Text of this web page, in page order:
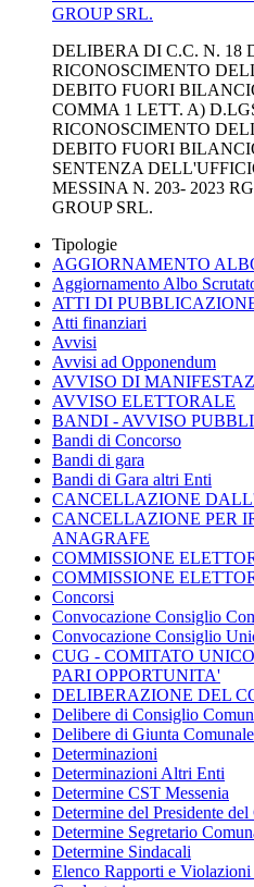
GROUP SRL.
DELIBERA DI C.C. N. 18
RICONOSCIMENTO
DEBITO FUORI
COMMA 1 LETT. A)
RICONOSCIMENTO
DEBITO FUORI
SENTENZA
MESSINA N. 203- 2023
GROUP SRL.
Tipologie
AGGIORNAMENTO
Aggiornamento Albo
ATTI DI
Atti finanziari
Avvisi
Avvisi ad Opponendum
AVVISO DI
AVVISO ELETTORALE
BANDI - AVVISO
Bandi di Concorso
Bandi di gara
Bandi di Gara altri Enti
CANCELLAZIONE
CANCELLAZIONE PER
ANAGRAFE
COMMISSIONE
COMMISSIONE
Concorsi
Convocazione Consiglio
Convocazione Consiglio
CUG - COMITATO
PARI OPPORTUNITA'
DELIBERAZIONE DEL
Delibere di Consiglio
Delibere di Giunta Comunale
Determinazioni
Determinazioni Altri Enti
Determine CST Messenia
Determine del Presidente del
Determine Segretario
Determine Sindacali
Elenco Rapporti e